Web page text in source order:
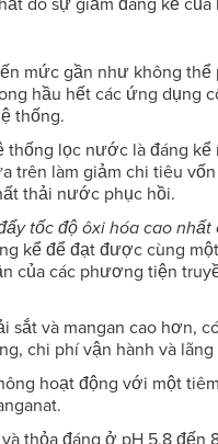
do sự giảm đáng kể
mức gần như không thể
hầu hết các ứng dụng
thống.
thống lọc nước là đáng
làm giảm chi tiêu
thải nước phục hồi.
tốc độ ôxi hóa cao
kể để đạt được cùng
của các phương tiện
sắt và mangan cao hơn,
chi phí vận hành và lãng
hoạt động với một
thỏa đáng ở pH 5,8 đến